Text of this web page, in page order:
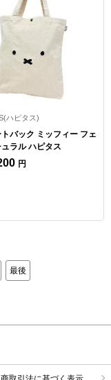
ハピタス)
バック ミッフィー フェ
ラル ハピタス
円
最後